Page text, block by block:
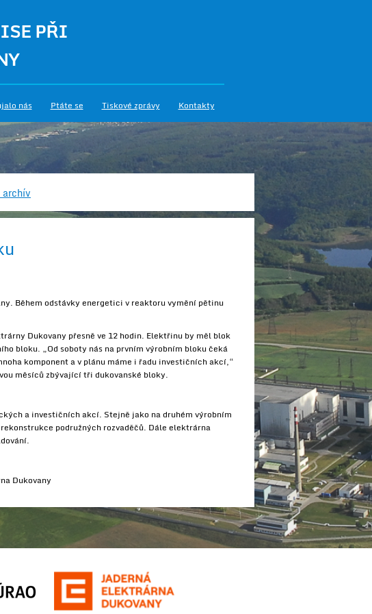
PŘI
nás Ptáte se Tiskové zprávy Kontakty
Během odstávky energetici v reaktoru vymění pětinu
Dukovany přesně ve 12 hodin. Elektřinu by měl blok
bloku. „Od soboty nás na prvním výrobním bloku čeká
komponent a v plánu máme i řadu investičních akcí,“
měsíců zbývající tři dukovanské bloky.
a investičních akcí. Stejně jako na druhém výrobním
podružných rozvaděčů. Dále elektrárna
Dukovany